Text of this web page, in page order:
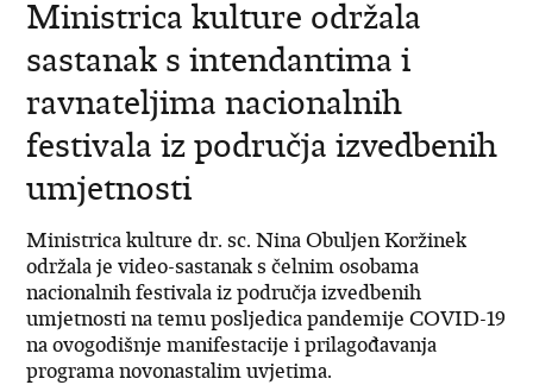
Ministrica kulture održala
sastanak s intendantima i
ravnateljima nacionalnih
festivala iz područja izvedbenih
umjetnosti
Ministrica kulture dr. sc. Nina Obuljen Koržinek
održala je video-sastanak s čelnim osobama
nacionalnih festivala iz područja izvedbenih
umjetnosti na temu posljedica pandemije COVID-19
na ovogodišnje manifestacije i prilagođavanja
programa novonastalim uvjetima.